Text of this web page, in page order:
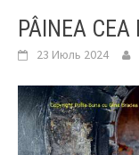
PÂINEA CEA
23 Июль 2024